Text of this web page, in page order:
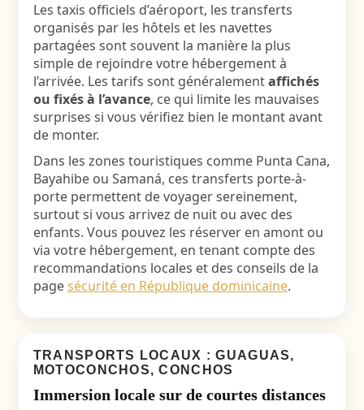
Les taxis officiels d’aéroport, les transferts
organisés par les hôtels et les navettes
partagées sont souvent la manière la plus
simple de rejoindre votre hébergement à
l’arrivée. Les tarifs sont généralementaffichés
ou fixés à l’avance, ce qui limite les mauvaises
surprises si vous vérifiez bien le montant avant
de monter.
Dans les zones touristiques comme Punta Cana,
Bayahibe ou Samaná, ces transferts porte-à-
porte permettent de voyager sereinement,
surtout si vous arrivez de nuit ou avec des
enfants. Vous pouvez les réserver en amont ou
via votre hébergement, en tenant compte des
recommandations locales et des conseils de la
pagesécurité en République dominicaine.
TRANSPORTS LOCAUX : GUAGUAS,
MOTOCONCHOS, CONCHOS
Immersion locale sur de courtes distances